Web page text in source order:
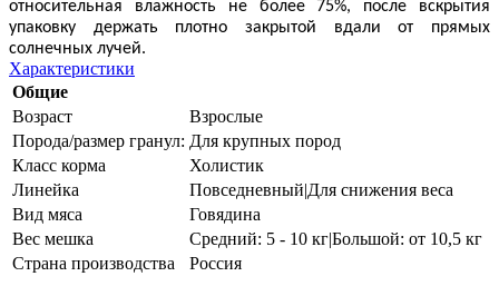
относительная влажность не более 75%, после вскрытия
упаковку держать плотно закрытой вдали от прямых
солнечных лучей.
Характеристики
Общие
Возраст
Взрослые
Порода/размер гранул: Для крупных пород
Класс корма
Холистик
Линейка
Повседневный|Для снижения веса
Вид мяса
Говядина
Вес мешка
Средний: 5 - 10 кг|Большой: от 10,5 кг
Страна производства
Россия